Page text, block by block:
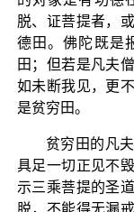
脱、证菩提者，
德田。佛陀既是
田；但若是凡夫
如未断我见，更
是贫穷田。
贫穷田的凡
具足一切正见不
示三乘菩提的圣
脱，不能得无漏